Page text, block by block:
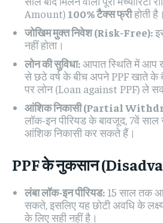
Amount) 100% टैक्स फ्रीहोती है।
जोखिम मुक्त निवेश (Risk-Free):
नहीं होता।
लोन की सुविधा:आपात स्थिति में आप
से छठे वर्ष के बीच अपने PPF खाते के
पर लोन (Loan against PPF) ले
आंशिक निकासी (Partial
लॉक-इन पीरियड के बावजूद, 7वें
आंशिक निकासी कर सकते हैं।
PPF के नुकसान
लंबा लॉक-इन पीरियड: 15 साल तक
सकते, इसलिए यह छोटी अवधि के
के लिए सही नहीं है।